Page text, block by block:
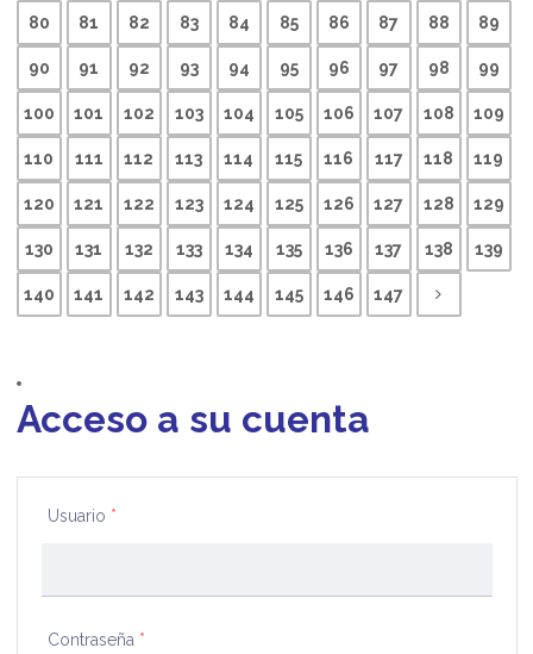
80 81 82 83 84 85 86 87 88 89
90 91 92 93 94 95 96 97 98 99
100 101 102 103 104 105 106 107 108 109
110 111 112 113 114 115 116 117 118 119
120 121 122 123 124 125 126 127 128 129
130 131 132 133 134 135 136 137 138 139
140 141 142 143 144 145 146 147
Acceso a su cuenta
Usuario *
Contraseña *